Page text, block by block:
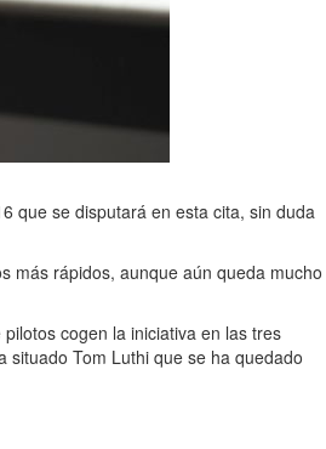
que se disputará en esta cita, sin duda
más rápidos, aunque aún queda mucho
cogen la iniciativa en las tres
situado Tom Luthi que se ha quedado